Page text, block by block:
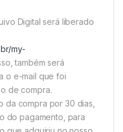
Digital será liberado
my-
também será
o e-mail que foi
de compra.
da compra por 30 dias,
do pagamento, para